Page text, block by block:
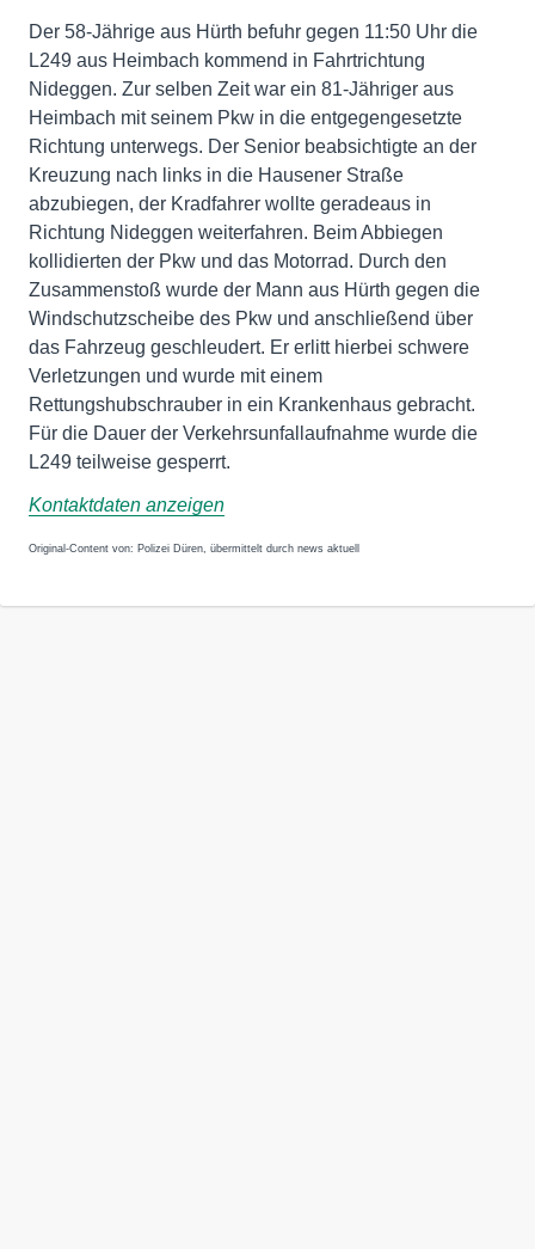
Der 58-Jährige aus Hürth befuhr gegen 11:50 Uhr die
L249 aus Heimbach kommend in Fahrtrichtung
Nideggen. Zur selben Zeit war ein 81-Jähriger aus
Heimbach mit seinem Pkw in die entgegengesetzte
Richtung unterwegs. Der Senior beabsichtigte an der
Kreuzung nach links in die Hausener Straße
abzubiegen, der Kradfahrer wollte geradeaus in
Richtung Nideggen weiterfahren. Beim Abbiegen
kollidierten der Pkw und das Motorrad. Durch den
Zusammenstoß wurde der Mann aus Hürth gegen die
Windschutzscheibe des Pkw und anschließend über
das Fahrzeug geschleudert. Er erlitt hierbei schwere
Verletzungen und wurde mit einem
Rettungshubschrauber in ein Krankenhaus gebracht.
Für die Dauer der Verkehrsunfallaufnahme wurde die
L249 teilweise gesperrt.
Kontaktdaten anzeigen
Original-Content von: Polizei Düren, übermittelt durch news aktuell